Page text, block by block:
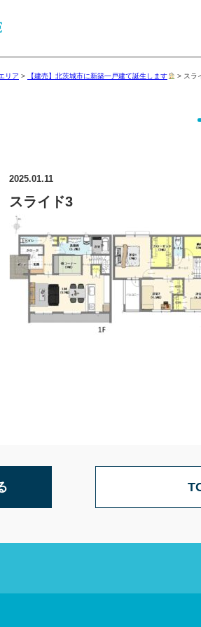
リア > 【建売】北茨城市に新築一戸建て誕生します > スラ
2025.01.11
スライド3